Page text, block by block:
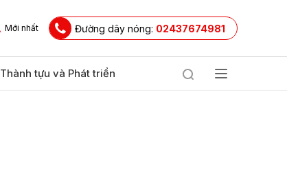
Mới nhất Đường dây nóng: 02437674981
Thành tựu và Phát triển